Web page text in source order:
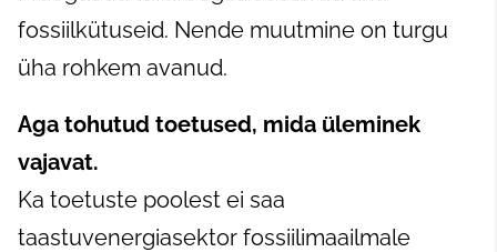
fossiilkütuseid. Nende muutmine on turgu
üha rohkem avanud.
Aga tohutud toetused, mida üleminek
vajavat.
Ka toetuste poolest ei saa
taastuvenergiasektor fossiilimaailmale